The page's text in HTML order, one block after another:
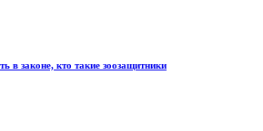
в законе, кто такие зоозащитники